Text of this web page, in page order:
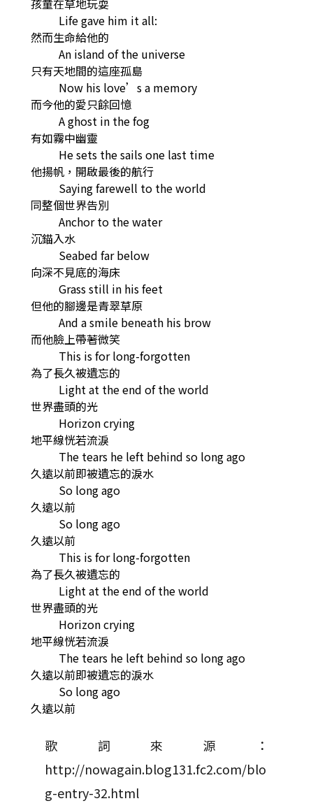
孩童在草地玩耍
Life gave him it all:
然而生命給他的
An island of the universe
只有天地間的這座孤島
Now his love’s a memory
而今他的愛只餘回憶
A ghost in the fog
有如霧中幽靈
He sets the sails one last time
他揚帆，開啟最後的航行
Saying farewell to the world
同整個世界告別
Anchor to the water
沉錨入水
Seabed far below
向深不見底的海床
Grass still in his feet
但他的腳邊是青翠草原
And a smile beneath his brow
而他臉上帶著微笑
This is for long-forgotten
為了長久被遺忘的
Light at the end of the world
世界盡頭的光
Horizon crying
地平線恍若流淚
The tears he left behind so long ago
久遠以前即被遺忘的淚水
So long ago
久遠以前
So long ago
久遠以前
This is for long-forgotten
為了長久被遺忘的
Light at the end of the world
世界盡頭的光
Horizon crying
地平線恍若流淚
The tears he left behind so long ago
久遠以前即被遺忘的淚水
So long ago
久遠以前
歌詞來源：
http://nowagain.blog131.fc2.com/blo
g-entry-32.html